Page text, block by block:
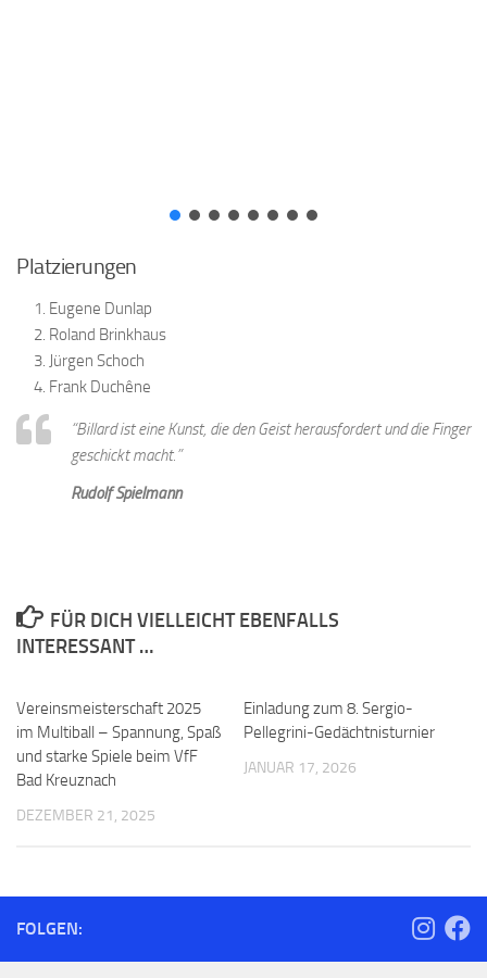
Platzierungen
Eugene Dunlap
Roland Brinkhaus
Jürgen Schoch
Frank Duchêne
“Billard ist eine Kunst, die den Geist herausfordert und die Finger
geschickt macht.”
Rudolf Spielmann
FÜR DICH VIELLEICHT EBENFALLS
INTERESSANT …
Vereinsmeisterschaft 2025
im Multiball – Spannung, Spaß
und starke Spiele beim VfF
Bad Kreuznach
DEZEMBER 21, 2025
Einladung zum 8. Sergio-
Pellegrini-Gedächtnisturnier
JANUAR 17, 2026
FOLGEN: